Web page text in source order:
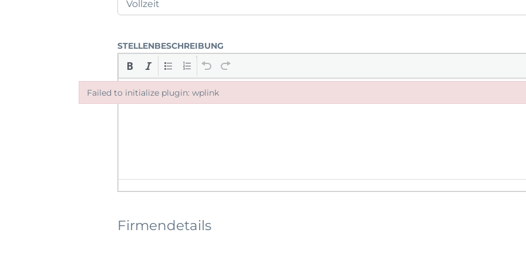
STELLENBESCHREIBUNG
Firmendetails
Failed to initialize plugin: wplink
Failed to initialize plugin: wplink